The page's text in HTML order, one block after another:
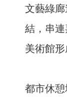
文藝綠
結，串
美術館形
都市休